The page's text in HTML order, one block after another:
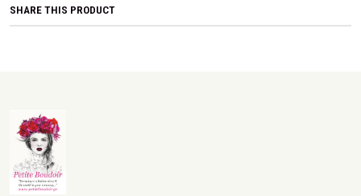
SHARE THIS PRODUCT